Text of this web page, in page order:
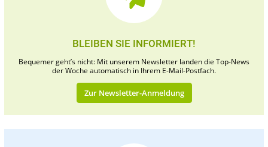
BLEIBEN SIE INFORMIERT!
Bequemer geht’s nicht: Mit unserem Newsletter landen die Top-News
der Woche automatisch in Ihrem E-Mail-Postfach.
Zur Newsletter-Anmeldung